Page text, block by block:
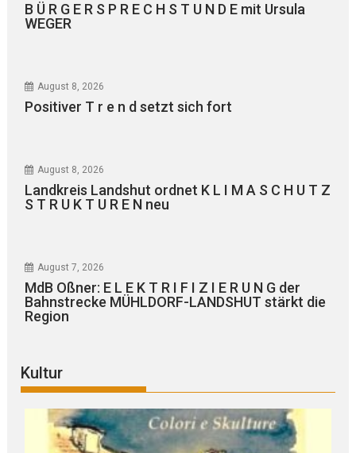
B Ü R G E R S P R E C H S T U N D E mit Ursula
WEGER
August 8, 2026
Positiver T r e n d setzt sich fort
August 8, 2026
Landkreis Landshut ordnet K L I M A S C H U T Z
S T R U K T U R E N neu
August 7, 2026
MdB Oßner: E L E K T R I F I Z I E R U N G der
Bahnstrecke MÜHLDORF-LANDSHUT stärkt die
Region
Kultur